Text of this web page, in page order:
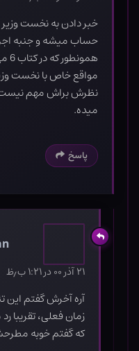
خبر دادن به نخست
حساب میشه و جنبه
مواقع خاص با نخست
نظرش براش مهم نیست
میده.
پاسخ
۲۱ آذر ۰۰ در ۱:۲۱ ب٫ظ
زمان فعلی، تقریبا
که گفتم خوبه